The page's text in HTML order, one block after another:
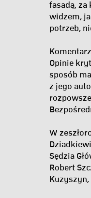
fasadą, za
widzem,
potrzeb,
Opinie
sposób
z jego
W
Sędzia
Robert